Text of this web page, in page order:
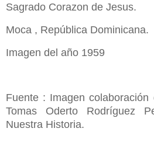
Sagrado Corazon de Jesus.
Moca , República Dominicana.
Imagen del año 1959
Fuente : Imagen
Tomas Oderto Rodríguez
Nuestra Historia.